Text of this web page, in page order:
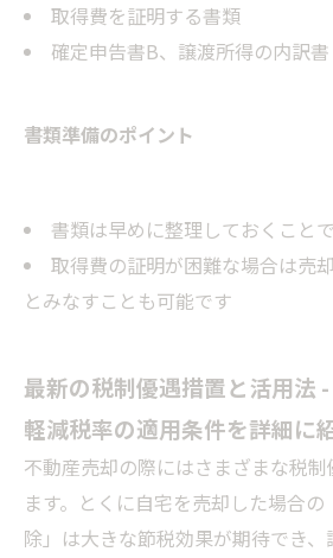
取得費を証明する書類
確定申告書B、譲渡所得の内訳書
書類準備のポイント
書類は早めに整理しておくこと
取得費の証明が困難な場合は売
とみなすことも可能です
最新の税制優遇措置と活用法
軽減税率の適用条件を詳細に
不動産売却の際にはさまざまな税
ます。とくに自宅を売却した場合
除」は大きな節税効果が期待でき